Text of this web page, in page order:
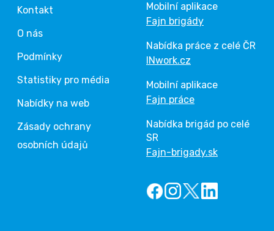
Kontakt
O nás
Podmínky
Statistiky pro média
Nabídky na web
Zásady ochrany
osobních údajů
Mobilní aplikace
Fajn brigády
Nabídka práce z celé ČR
INwork.cz
Mobilní aplikace
Fajn práce
Nabídka brigád po celé
SR
Fajn-brigady.sk